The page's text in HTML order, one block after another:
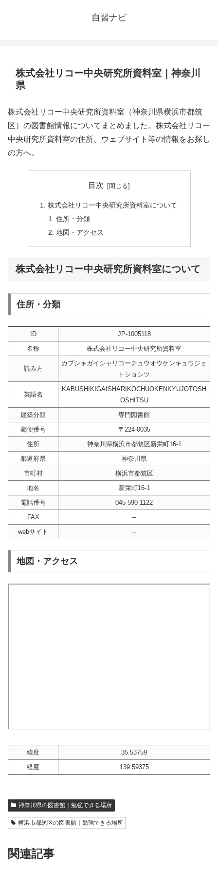
自習ナビ
株式会社リコー中央研究所資料室｜神奈川
県
株式会社リコー中央研究所資料室（神奈川県横浜市都筑
区）の図書館情報についてまとめました。株式会社リコー
中央研究所資料室の住所、ウェブサイト等の情報をお探し
の方へ。
目次
株式会社リコー中央研究所資料室について
住所・分類
地図・アクセス
株式会社リコー中央研究所資料室について
住所・分類
ID
JP-1005118
名称
株式会社リコー中央研究所資料室
読み方
カブシキガイシャリコーチュウオウケンキュウジョ
トショシツ
英語名
KABUSHIKIGAISHARIKOCHUOKENKYUJOTOSH
OSHITSU
建築分類
専門図書館
郵便番号
〒224-0035
住所
神奈川県横浜市都筑区新栄町16-1
都道府県
神奈川県
市町村
横浜市都筑区
地名
新栄町16-1
電話番号
045-590-1122
FAX
–
webサイト
–
地図・アクセス
緯度
35.53759
経度
139.59375
神奈川県の図書館｜勉強できる場所
横浜市都筑区の図書館｜勉強できる場所
関連記事